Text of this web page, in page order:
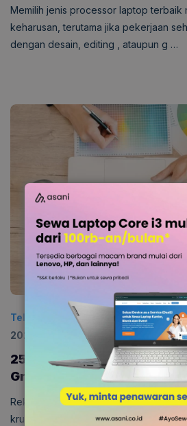
Memilih jenis processor laptop terbaik
keharusan, terutama jika pekerjaan
dengan desain, editing , ataupun g …
Teknologi Diposting: 29 Januari
2026
25 Rekomendasi Laptop
Grafis 2026 Terbaik
Rekomendasi laptop untuk desain
krusial bagi para profesional maupun